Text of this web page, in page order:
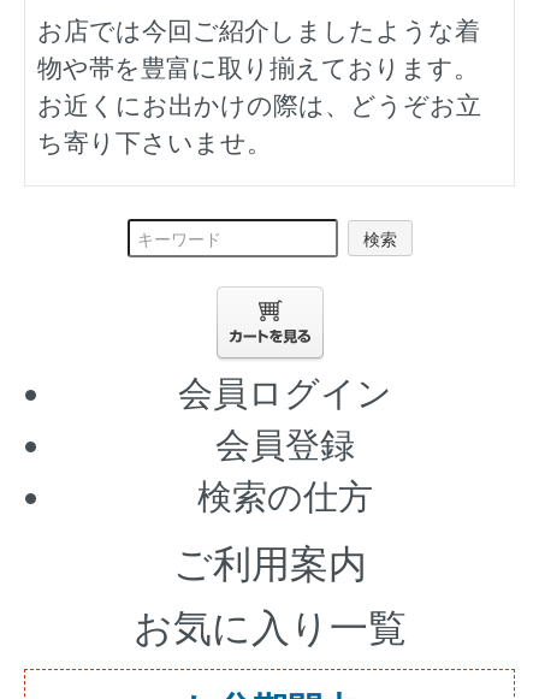
お店では今回ご紹介しましたような着
物や帯を豊富に取り揃えております。
お近くにお出かけの際は、どうぞお立
ち寄り下さいませ。
検索
会員ログイン
会員登録
検索の仕方
ご利用案内
お気に入り一覧